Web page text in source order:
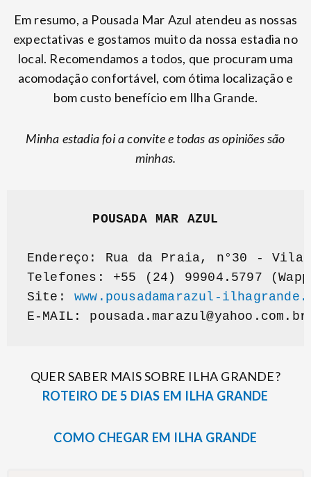
Em resumo, a Pousada Mar Azul atendeu as nossas
expectativas e gostamos muito da nossa estadia no
local. Recomendamos a todos, que procuram uma
acomodação confortável, com ótima localização e
bom custo benefício em Ilha Grande.
Minha estadia foi a convite e todas as opiniões são
minhas.
Endereço: Rua da Praia, n°30 - Vila
Telefones: +55 (24) 99904.5797
Site: www.pousadamarazul-
E-MAIL: pousada.marazul@yahoo.com.br
QUER SABER MAIS SOBRE ILHA GRANDE?
ROTEIRO DE 5 DIAS EM ILHA GRANDE
COMO CHEGAR EM ILHA GRANDE